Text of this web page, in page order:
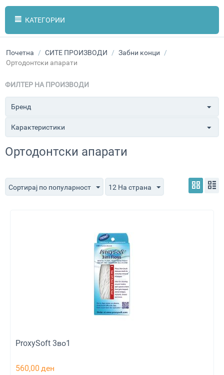
КАТЕГОРИИ
Почетна / СИТЕ ПРОИЗВОДИ / Забни конци /
Ортодонтски апарати
ФИЛТЕР НА ПРОИЗВОДИ
Бренд
Карактеристики
Ортодонтски апарати
Сортирај по популарност 12 На страна
ProxySoft 3во1
560,00 ден